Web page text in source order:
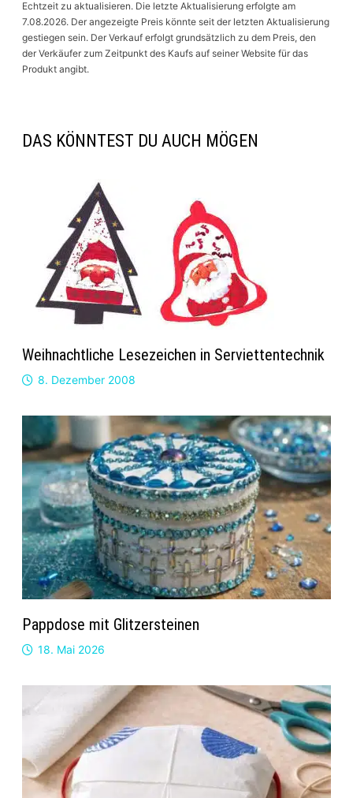
Echtzeit zu aktualisieren. Die letzte Aktualisierung erfolgte am
7.08.2026. Der angezeigte Preis könnte seit der letzten Aktualisierung
gestiegen sein. Der Verkauf erfolgt grundsätzlich zu dem Preis, den
der Verkäufer zum Zeitpunkt des Kaufs auf seiner Website für das
Produkt angibt.
DAS KÖNNTEST DU AUCH MÖGEN
Weihnachtliche Lesezeichen in Serviettentechnik
8. Dezember 2008
Pappdose mit Glitzersteinen
18. Mai 2026